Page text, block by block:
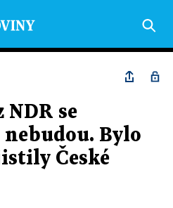
NDR se
Bylo
České